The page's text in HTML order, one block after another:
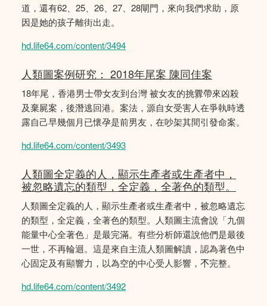
道，還有62、25、26、27、28閘門，來向我們求助，原
因是她的孩子離街出走。
hd.life64.com/content/3494
人類圖案例研究： 2018年尾案 陳同佳案
18年尾，香港男士帶女友到台灣 被女友的挑釁帶來凶殺
及棄屍案，後潛逃回港。案法，源自女受害人在爭執時透
露自己早幾個月已懷孕是前男友，在吵架其間引發命案。
hd.life64.com/content/3493
人類圖全定義的人，顯示生產者或生產者中，
被忽略遺忘的類型，全定義，全著色的類型。
人類圖全定義的人，顯示生產者或生產者中，被忽略遺忘
的類型，全定義，全著色的類型。人類圖主流會說「九個
能量中心全著色」是最完滿。有些分析師還說他們是最後
一世，不再輪迴。這是來自主流人類圖解讀，認為著色中
心固定及有顯響力，以為空的中心受人影響，𣎴完整。
hd.life64.com/content/3492